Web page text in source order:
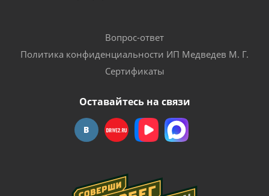
Вопрос-ответ
Политика конфиденциальности ИП Медведев М. Г.
Сертификаты
Оставайтесь на связи